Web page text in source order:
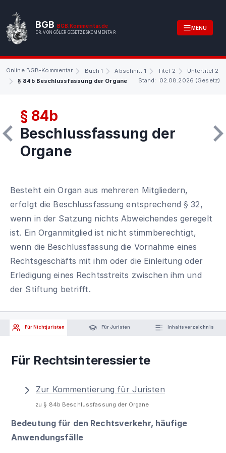
BGB BGB.Kommentar.de
DR. VON GÖLER GESETZESKOMMENTAR
MENU
Online BGB-Kommentar Buch 1 Abschnitt 1 Titel 2
Untertitel 2
§ 84b Beschlussfassung der Organe
Stand: 02.08.2026 (Gesetz)
§ 84b
Beschlussfassung der
Organe
Besteht ein Organ aus mehreren Mitgliedern,
erfolgt die Beschlussfassung entsprechend § 32,
wenn in der Satzung nichts Abweichendes geregelt
ist. Ein Organmitglied ist nicht stimmberechtigt,
wenn die Beschlussfassung die Vornahme eines
Rechtsgeschäfts mit ihm oder die Einleitung oder
Erledigung eines Rechtsstreits zwischen ihm und
der Stiftung betrifft.
Für Nichtjuristen Für Juristen Inhaltsverzeichnis
Für Rechtsinteressierte
Zur Kommentierung für Juristen
zu § 84b Beschlussfassung der Organe
Bedeutung für den Rechtsverkehr, häufige
Anwendungsfälle